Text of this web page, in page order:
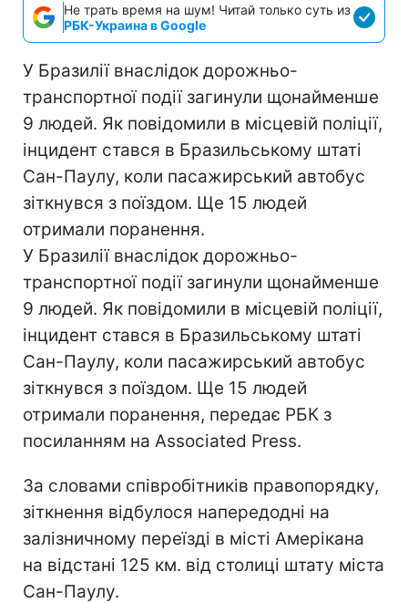
Не трать время на шум! Читай только суть из
РБК-Украина в Google
У Бразилії внаслідок дорожньо-
транспортної події загинули щонайменше
9 людей. Як повідомили в місцевій поліції,
інцидент стався в Бразильському штаті
Сан-Паулу, коли пасажирський автобус
зіткнувся з поїздом. Ще 15 людей
отримали поранення.
У Бразилії внаслідок дорожньо-
транспортної події загинули щонайменше
9 людей. Як повідомили в місцевій поліції,
інцидент стався в Бразильському штаті
Сан-Паулу, коли пасажирський автобус
зіткнувся з поїздом. Ще 15 людей
отримали поранення, передає РБК з
посиланням на Associated Press.
За словами співробітників правопорядку,
зіткнення відбулося напередодні на
залізничному переїзді в місті Амерікана
на відстані 125 км. від столиці штату міста
Сан-Паулу.